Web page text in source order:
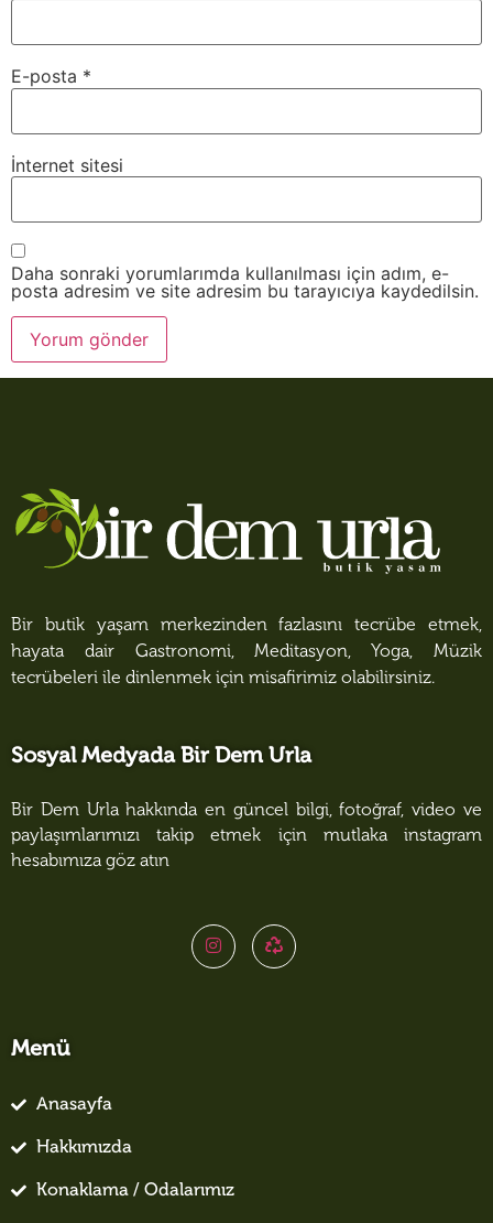
E-posta *
İnternet sitesi
Daha sonraki yorumlarımda kullanılması için adım, e-
posta adresim ve site adresim bu tarayıcıya kaydedilsin.
Bir butik yaşam merkezinden fazlasını tecrübe etmek,
hayata dair Gastronomi, Meditasyon, Yoga, Müzik
tecrübeleri ile dinlenmek için misafirimiz olabilirsiniz.
Sosyal Medyada Bir Dem Urla
Bir Dem Urla hakkında en güncel bilgi, fotoğraf, video ve
paylaşımlarımızı takip etmek için mutlaka instagram
hesabımıza göz atın
Menü
Anasayfa
Hakkımızda
Konaklama / Odalarımız